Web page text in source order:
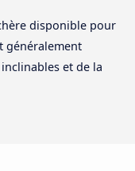
disponible pour
généralement
et de la